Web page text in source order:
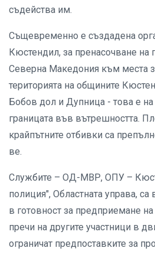
съдейства им.
Същевременно е създадена
Кюстендил, за пренасочване на
Северна Македония към места
територията на общините
Бобов дол и Дупница - това е
границата във вътрешността.
крайпътните отбивки са
ве.
Службите – ОД-МВР, ОПУ –
полиция", Областната управа, са
в готовност за предприемане
пречи на другите участници в
ограничат предпоставките за